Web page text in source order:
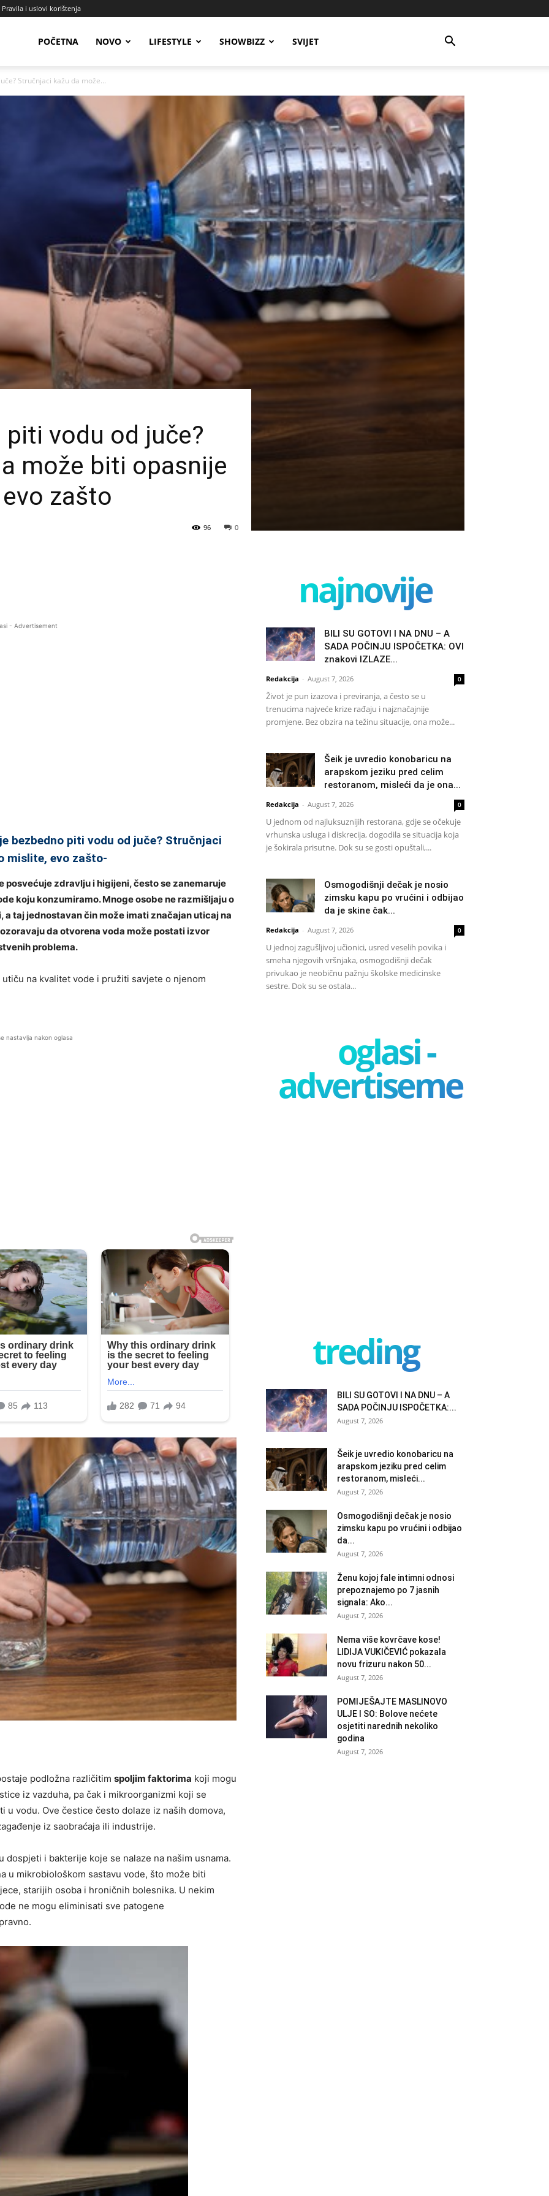
Pravila i uslovi korištenja
POČETNA NOVO LIFESTYLE SHOWBIZZ SVIJET
Stručnjaci kažu da može...
vodu od juče?
može biti opasnije
zašto
0
96
- Advertisement
bezbedno piti vodu od juče? Stručnjaci
mislite, evo zašto-
posvećuje zdravlju i higijeni, često se zanemaruje
koju konzumiramo. Mnoge osobe ne razmišljaju o
taj jednostavan čin može imati značajan uticaj na
da otvorena voda može postati izvor
problema.
na kvalitet vode i pružiti savjete o njenom
nastavlja nakon oglasa
podložna različitim spoljim faktorima koji mogu
iz vazduha, pa čak i mikroorganizmi koji se
vodu. Ove čestice često dolaze iz naših domova,
iz saobraćaja ili industrije.
dospjeti i bakterije koje se nalaze na našim usnama.
u mikrobiološkom sastavu vode, što može biti
starijih osoba i hroničnih bolesnika. U nekim
ne mogu eliminisati sve patogene
najnovije
BILI SU GOTOVI I NA DNU – A
SADA POČINJU ISPOČETKA: OVI
znakovi IZLAZE...
Redakcija - August 7, 2026 0
Život je pun izazova i previranja, a često se u
trenucima najveće krize rađaju i najznačajnije
promjene. Bez obzira na težinu situacije, ona može...
Šeik je uvredio konobaricu na
arapskom jeziku pred celim
restoranom, misleći da je ona...
Redakcija - August 7, 2026 0
U jednom od najluksuznijih restorana, gdje se očekuje
vrhunska usluga i diskrecija, dogodila se situacija koja
je šokirala prisutne. Dok su se gosti opuštali,...
Osmogodišnji dečak je nosio
zimsku kapu po vrućini i odbijao
da je skine čak...
Redakcija - August 7, 2026 0
U jednoj zagušljivoj učionici, usred veselih povika i
smeha njegovih vršnjaka, osmogodišnji dečak
privukao je neobičnu pažnju školske medicinske
sestre. Dok su se ostala...
oglasi -
advertisement
treding
BILI SU GOTOVI I NA DNU – A
SADA POČINJU ISPOČETKA:...
August 7, 2026
Šeik je uvredio konobaricu na
arapskom jeziku pred celim
restoranom, misleći...
August 7, 2026
Osmogodišnji dečak je nosio
zimsku kapu po vrućini i odbijao
da...
August 7, 2026
Ženu kojoj fale intimni odnosi
prepoznajemo po 7 jasnih
signala: Ako...
August 7, 2026
Nema više kovrčave kose!
LIDIJA VUKIČEVIĆ pokazala
novu frizuru nakon 50...
August 7, 2026
POMIJEŠAJTE MASLINOVO
ULJE I SO: Bolove nećete
osjetiti narednih nekoliko
godina
August 7, 2026